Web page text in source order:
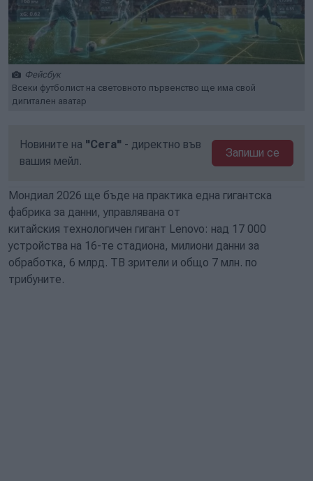
Фейсбук
Всеки футболист на световното първенство ще има свой
дигитален аватар
Новините на "Сега" - директно във
вашия мейл.
Запиши се
Мондиал 2026 ще бъде на практика една гигантска
фабрика за данни, управлявана от
китайския технологичен гигант Lenovo: над 17 000
устройства на 16-те стадиона, милиони данни за
обработка, 6 млрд. ТВ зрители и общо 7 млн. по
трибуните.